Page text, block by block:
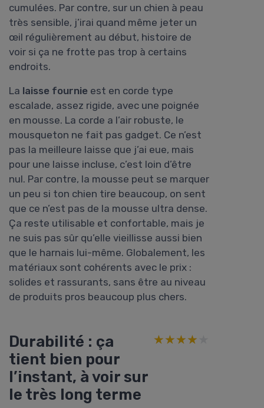
cumulées. Par contre, sur un chien à peau
très sensible, j’irai quand même jeter un
œil régulièrement au début, histoire de
voir si ça ne frotte pas trop à certains
endroits.
La laisse fournie est en corde type
escalade, assez rigide, avec une poignée
en mousse. La corde a l’air robuste, le
mousqueton ne fait pas gadget. Ce n’est
pas la meilleure laisse que j’ai eue, mais
pour une laisse incluse, c’est loin d’être
nul. Par contre, la mousse peut se marquer
un peu si ton chien tire beaucoup, on sent
que ce n’est pas de la mousse ultra dense.
Ça reste utilisable et confortable, mais je
ne suis pas sûr qu’elle vieillisse aussi bien
que le harnais lui-même. Globalement, les
matériaux sont cohérents avec le prix :
solides et rassurants, sans être au niveau
de produits pros beaucoup plus chers.
Durabilité : ça
tient bien pour
l’instant, à voir sur
le très long terme
★★★★★
★★★★★